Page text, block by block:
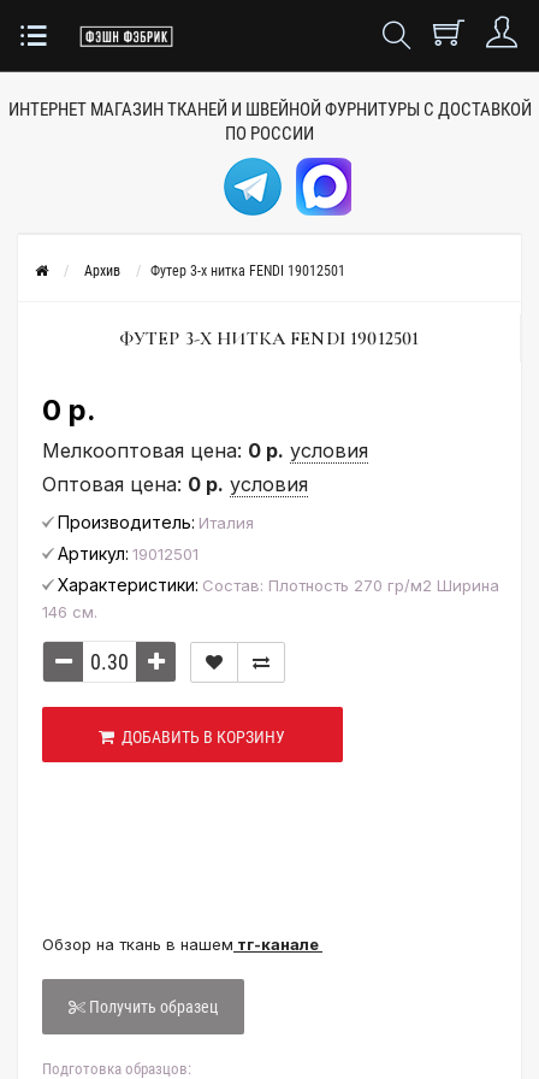
ИНТЕРНЕТ МАГАЗИН ТКАНЕЙ И ШВЕЙНОЙ ФУРНИТУРЫ С ДОСТАВКОЙ
ПО РОССИИ
Архив Футер 3-х нитка FENDI 19012501
ФУТЕР 3-Х НИТКА FENDI 19012501
0 р.
Мелкооптовая цена: 0 р. условия
Оптовая цена: 0 р. условия
Производитель: Италия
Артикул: 19012501
Характеристики: Состав: Плотность 270 гр/м2 Ширина
146 см.
ДОБАВИТЬ В КОРЗИНУ
Обзор на ткань в нашем тг-канале
Получить образец
Подготовка образцов: